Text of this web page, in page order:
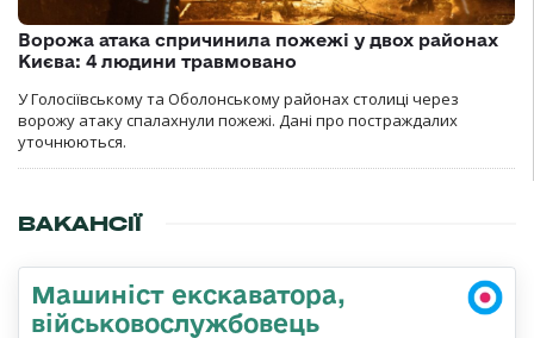
Ворожа атака спричинила пожежі у двох районах
Києва: 4 людини травмовано
У Голосіївському та Оболонському районах столиці через
ворожу атаку спалахнули пожежі. Дані про постраждалих
уточнюються.
ВАКАНСІЇ
Машиніст екскаватора,
військовослужбовець